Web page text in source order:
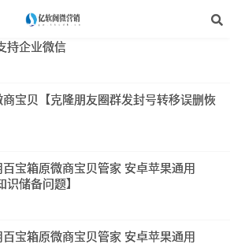
持企业微信
宝贝【克隆朋友圈群发封号转移误删恢
宝箱原微商宝贝管家 安卓苹果通用
识储备问题】
宝箱原微商宝贝管家 安卓苹果通用